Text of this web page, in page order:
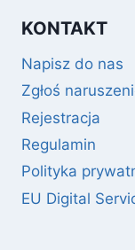
KONTAKT
Napisz do nas
Zgłoś
Rejestracja
Regulamin
Polityka
EU Digital